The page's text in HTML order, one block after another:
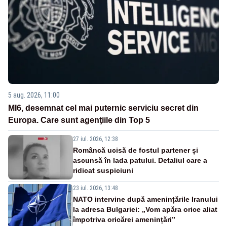
5 aug. 2026, 11:00
MI6, desemnat cel mai puternic serviciu secret din
Europa. Care sunt agenţiile din Top 5
27 iul. 2026, 12:38
Româncă ucisă de fostul partener și
ascunsă în lada patului. Detaliul care a
ridicat suspiciuni
23 iul. 2026, 13:48
NATO intervine după amenințările Iranului
la adresa Bulgariei: „Vom apăra orice aliat
împotriva oricărei amenințări”